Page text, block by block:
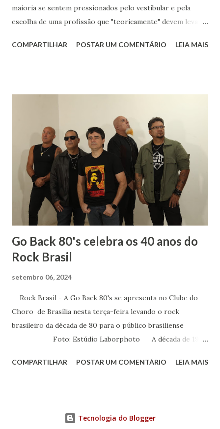
maioria se sentem pressionados pelo vestibular e pela
escolha de uma profissão que "teoricamente" devem levar
gostava muito de música, de livros, de escrever, de falar e
Letras, onde teria minha licenciatura e poderia aprender
mais sobre os autores que já faziam parte de minha vida.
Sempre gostei muito das aulas de História: para entender
literatura é importante saber sobre o contexto histórico
da obra, quais os acontecimentos determinantes na
sociedade da época. Tive ótimos professores de História
no Fundamental, no Médio e na Faculdade mas um do
terceiro ano dividia comigo um amor: a mús...
COMPARTILHAR POSTAR UM COMENTÁRIO LEIA MAIS
Go Back 80's celebra os 40 anos do
Rock Brasil
setembro 06, 2024
Rock Brasil - A Go Back 80's se apresenta no Clube do
Choro de Brasília nesta terça-feira levando o rock
brasileiro da década de 80 para o público brasiliense
Foto: Estúdio Laborphoto A década de 1980
período que surgiram as bandas de rock que fizeram
cantos. Nessa terça-feira, 10 de setembro, às 20 horas, a
COMPARTILHAR POSTAR UM COMENTÁRIO LEIA MAIS
Tecnologia do Blogger